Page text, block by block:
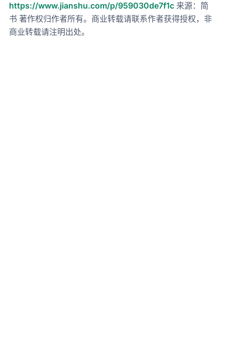
https://www.jianshu.com/p/959030de7f1c 来源：简
书 著作权归作者所有。商业转载请联系作者获得授权，非
商业转载请注明出处。